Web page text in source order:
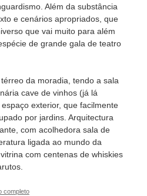
Além da substância
e cenários apropriados, que
que vai muito para além
de grande gala de teatro
da moradia, tendo a sala
cave de vinhos (já lá
exterior, que facilmente
por jardins. Arquitectura
com acolhedora sala de
ligada ao mundo da
com centenas de whiskies
completo